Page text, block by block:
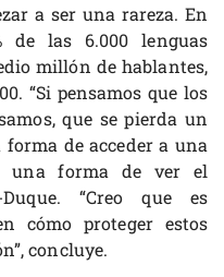
a ser una rareza. En
las 6.000 lenguas
millón de hablantes,
“Si pensamos que los
que se pierda un
de acceder a una
una forma de ver el
“Creo que es
cómo proteger estos
concluye.